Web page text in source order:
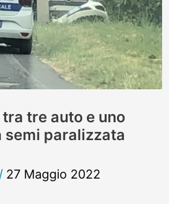
tre auto e uno
paralizzata
/ 27 Maggio 2022